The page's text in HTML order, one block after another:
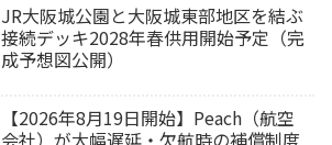
JR大阪城公園と大阪城東部地区を結ぶ
接続デッキ2028年春供用開始予定（完
成予想図公開）
【2026年8月19日開始】Peach（航空
会社）が大幅遅延・欠航時の補償制度